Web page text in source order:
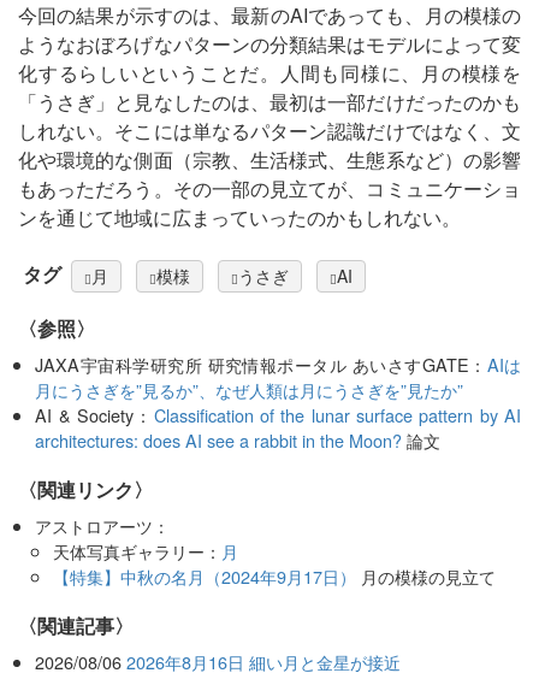
今回の結果が示すのは、最新のAIであっても、月の模様の
ようなおぼろげなパターンの分類結果はモデルによって変
化するらしいということだ。人間も同様に、月の模様を
「うさぎ」と見なしたのは、最初は一部だけだったのかも
しれない。そこには単なるパターン認識だけではなく、文
化や環境的な側面（宗教、生活様式、生態系など）の影響
もあっただろう。その一部の見立てが、コミュニケーショ
ンを通じて地域に広まっていったのかもしれない。
タグ 月 模様 うさぎ AI
〈参照〉
JAXA宇宙科学研究所 研究情報ポータル あいさすGATE： AIは
月にうさぎを”見るか”、なぜ人類は月にうさぎを”見たか”
AI & Society： Classification of the lunar surface pattern by AI
architectures: does AI see a rabbit in the Moon?論文
〈関連リンク〉
アストロアーツ：
天体写真ギャラリー： 月
【特集】中秋の名月（2024年9月17日）
月の模様の見立て
関連記事
2026/08/06 2026年8月16日 細い月と金星が接近